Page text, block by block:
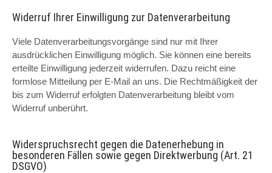
Widerruf Ihrer Einwilligung zur Datenverarbeitung
Viele Datenverarbeitungsvorgänge sind nur mit Ihrer
ausdrücklichen Einwilligung möglich. Sie können eine bereits
erteilte Einwilligung jederzeit widerrufen. Dazu reicht eine
formlose Mitteilung per E-Mail an uns. Die Rechtmäßigkeit der
bis zum Widerruf erfolgten Datenverarbeitung bleibt vom
Widerruf unberührt.
Widerspruchsrecht gegen die Datenerhebung in
besonderen Fällen sowie gegen Direktwerbung (Art. 21
DSGVO)